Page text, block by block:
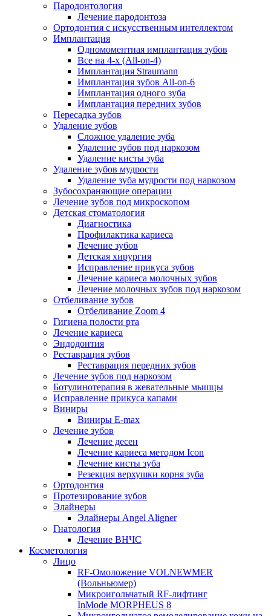
Пародонтология
Лечение пародонтоза
Ортодонтия с искусственным интеллектом
Имплантация
Одномоментная имплантация зубов
Все на 4-х (All-on-4)
Имплантация Straumann
Имплантация зубов All-on-6
Имплантация одного зуба
Имплантация передних зубов
Пересадка зубов
Удаление зубов
Сложное удаление зуба
Удаление зубов под наркозом
Удаление кисты зуба
Удаление зубов мудрости
Удаление зуба мудрости под наркозом
Зубосохраняющие операции
Лечение зубов под микроскопом
Детская стоматология
Диагностика
Профилактика кариеса
Лечение зубов
Детская хирургия
Исправление прикуса зубов
Лечение кариеса молочных зубов
Лечение молочных зубов под наркозом
Отбеливание зубов
Отбеливание Zoom 4
Гигиена полости рта
Лечение кариеса
Эндодонтия
Реставрация зубов
Реставрация передних зубов
Лечение зубов под наркозом
Ботулинотерапия в жевательные мышцы
Исправление прикуса капами
Виниры
Виниры E-max
Лечение зубов
Лечение десен
Лечение кариеса методом Icon
Лечение кисты зуба
Резекция верхушки корня зуба
Ортодонтия
Протезирование зубов
Элайнеры
Элайнеры Angel Aligner
Гнатология
Лечение ВНЧС
Косметология
Лицо
RF-Омоложение VOLNEWMER
(Вольньюмер)
Микроигольчатый RF-лифтинг
InMode MORPHEUS 8